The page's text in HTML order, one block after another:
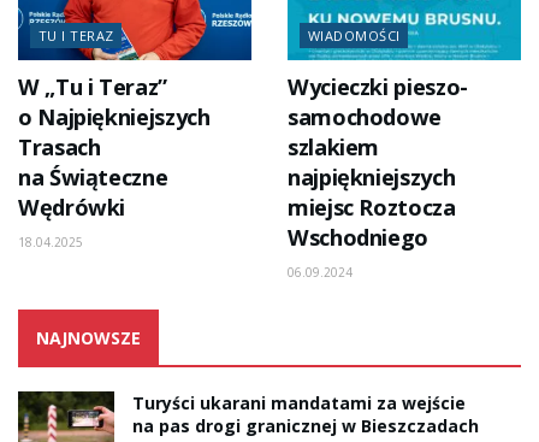
TU I TERAZ
W „Tu i Teraz”
o Najpiękniejszych
Trasach
na Świąteczne
Wędrówki
18.04.2025
WIADOMOŚCI
Wycieczki pieszo-
samochodowe
szlakiem
najpiękniejszych
miejsc Roztocza
Wschodniego
06.09.2024
NAJNOWSZE
Turyści ukarani mandatami za wejście
na pas drogi granicznej w Bieszczadach